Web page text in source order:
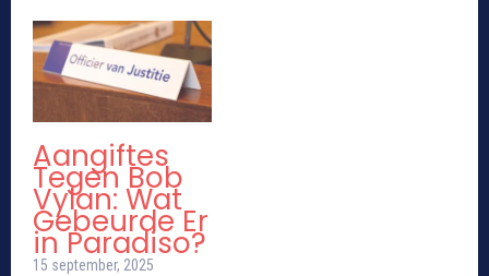
Aangiftes
Tegen Bob
Vylan: Wat
Gebeurde Er
in Paradiso?
15 september, 2025